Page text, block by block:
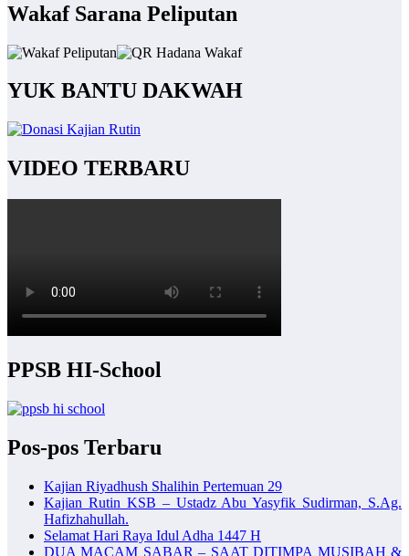
Wakaf Sarana Peliputan
YUK BANTU DAKWAH
VIDEO TERBARU
PPSB HI-School
Pos-pos Terbaru
Kajian Riyadhush Shalihin Pertemuan 29
Kajian Rutin KSB – Ustadz Abu Yasyfik Sudirman, S.Ag.
Hafizhahullah.
Selamat Hari Raya Idul Adha 1447 H
DUA MACAM SABAR – SAAT DITIMPA MUSIBAH &